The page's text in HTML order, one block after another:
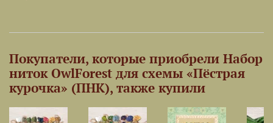
Покупатели, которые приобрели Набор
ниток OwlForest для схемы «Пёстрая
курочка» (ПНК), также купили